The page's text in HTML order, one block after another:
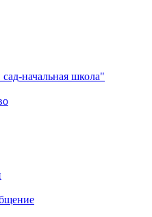
начальная школа"